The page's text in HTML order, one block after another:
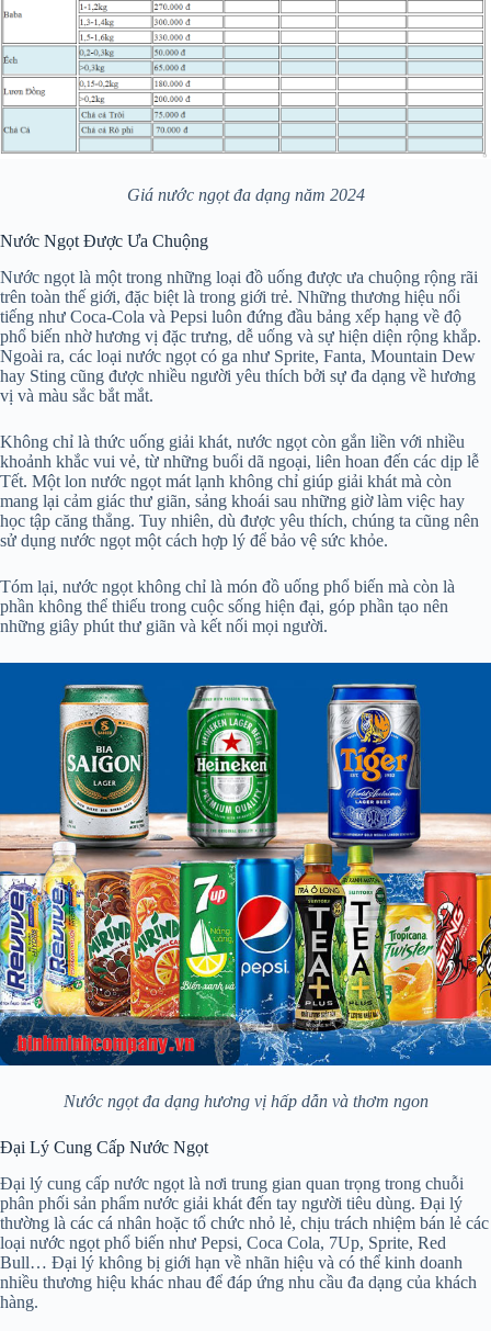
Giá nước ngọt đa dạng năm 2024
Nước Ngọt Được Ưa Chuộng
Nước ngọt là một trong những loại đồ uống được ưa chuộng rộng rãi
trên toàn thế giới, đặc biệt là trong giới trẻ. Những thương hiệu nổi
tiếng như Coca-Cola và Pepsi luôn đứng đầu bảng xếp hạng về độ
phổ biến nhờ hương vị đặc trưng, dễ uống và sự hiện diện rộng khắp.
Ngoài ra, các loại nước ngọt có ga như Sprite, Fanta, Mountain Dew
hay Sting cũng được nhiều người yêu thích bởi sự đa dạng về hương
vị và màu sắc bắt mắt.
Không chỉ là thức uống giải khát, nước ngọt còn gắn liền với nhiều
khoảnh khắc vui vẻ, từ những buổi dã ngoại, liên hoan đến các dịp lễ
Tết. Một lon nước ngọt mát lạnh không chỉ giúp giải khát mà còn
mang lại cảm giác thư giãn, sảng khoái sau những giờ làm việc hay
học tập căng thẳng. Tuy nhiên, dù được yêu thích, chúng ta cũng nên
sử dụng nước ngọt một cách hợp lý để bảo vệ sức khỏe.
Tóm lại, nước ngọt không chỉ là món đồ uống phổ biến mà còn là
phần không thể thiếu trong cuộc sống hiện đại, góp phần tạo nên
những giây phút thư giãn và kết nối mọi người.
Nước ngọt đa dạng hương vị hấp dẫn và thơm ngon
Đại Lý Cung Cấp Nước Ngọt
Đại lý cung cấp nước ngọt là nơi trung gian quan trọng trong chuỗi
phân phối sản phẩm nước giải khát đến tay người tiêu dùng. Đại lý
thường là các cá nhân hoặc tổ chức nhỏ lẻ, chịu trách nhiệm bán lẻ các
loại nước ngọt phổ biến như Pepsi, Coca Cola, 7Up, Sprite, Red
Bull… Đại lý không bị giới hạn về nhãn hiệu và có thể kinh doanh
nhiều thương hiệu khác nhau để đáp ứng nhu cầu đa dạng của khách
hàng.